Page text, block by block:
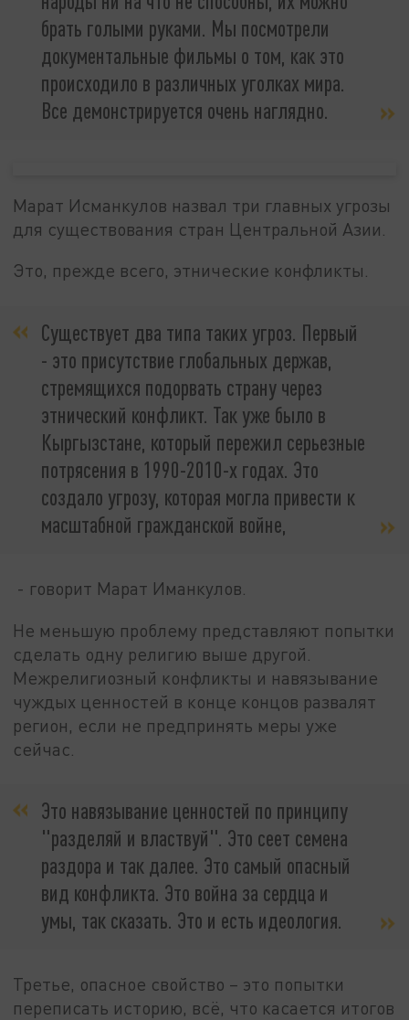
брать голыми руками. Мы посмотрели
документальные фильмы о том, как это
происходило в различных уголках мира.
Все демонстрируется очень наглядно.
Марат Исманкулов назвал три главных угрозы
для существования стран Центральной Азии.
Это, прежде всего, этнические конфликты.
Существует два типа таких угроз. Первый
- это присутствие глобальных держав,
стремящихся подорвать страну через
этнический конфликт. Так уже было в
Кыргызстане, который пережил серьезные
потрясения в 1990-2010-х годах. Это
создало угрозу, которая могла привести к
масштабной гражданской войне,
- говорит Марат Иманкулов.
Не меньшую проблему представляют попытки
сделать одну религию выше другой.
Межрелигиозный конфликты и навязывание
чуждых ценностей в конце концов развалят
регион, если не предпринять меры уже
сейчас.
Это навязывание ценностей по принципу
"разделяй и властвуй". Это сеет семена
раздора и так далее. Это самый опасный
вид конфликта. Это война за сердца и
умы, так сказать. Это и есть идеология.
Третье, опасное свойство – это попытки
переписать историю, всё, что касается итогов